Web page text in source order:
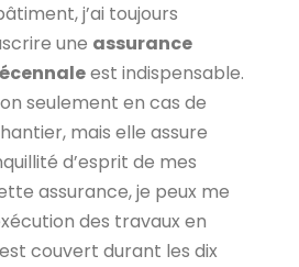
j’ai toujours
une assurance
est indispensable.
seulement en cas de
mais elle assure
d’esprit de mes
assurance, je peux me
des travaux en
couvert durant les dix